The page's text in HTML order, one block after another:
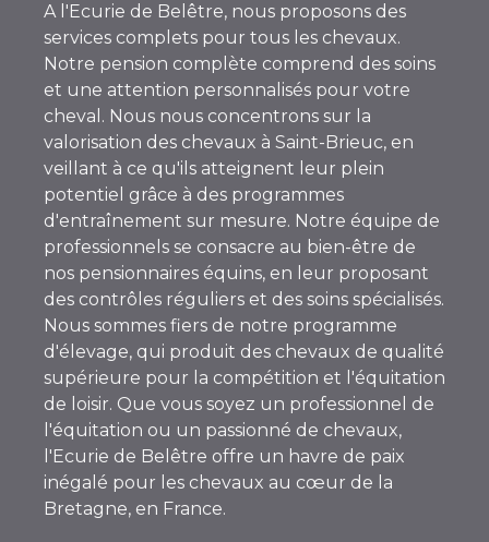
A l'Ecurie de Belêtre, nous proposons des
services complets pour tous les chevaux.
Notre pension complète comprend des soins
et une attention personnalisés pour votre
cheval. Nous nous concentrons sur la
valorisation des chevaux à Saint-Brieuc, en
veillant à ce qu'ils atteignent leur plein
potentiel grâce à des programmes
d'entraînement sur mesure. Notre équipe de
professionnels se consacre au bien-être de
nos pensionnaires équins, en leur proposant
des contrôles réguliers et des soins spécialisés.
Nous sommes fiers de notre programme
d'élevage, qui produit des chevaux de qualité
supérieure pour la compétition et l'équitation
de loisir. Que vous soyez un professionnel de
l'équitation ou un passionné de chevaux,
l'Ecurie de Belêtre offre un havre de paix
inégalé pour les chevaux au cœur de la
Bretagne, en France.